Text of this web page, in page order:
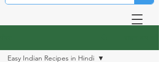
Easy Indian Recipes in Hindi